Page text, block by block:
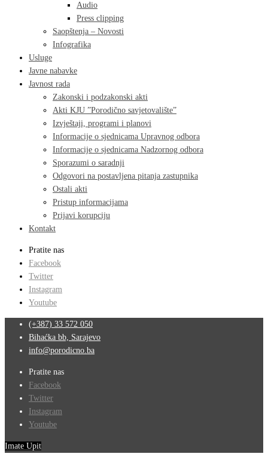
Audio
Press clipping
Saopštenja – Novosti
Infografika
Usluge
Javne nabavke
Javnost rada
Zakonski i podzakonski akti
Akti KJU ”Porodično savjetovalište”
Izvještaji, programi i planovi
Informacije o sjednicama Upravnog odbora
Informacije o sjednicama Nadzornog odbora
Sporazumi o saradnji
Odgovori na postavljena pitanja zastupnika
Ostali akti
Pristup informacijama
Prijavi korupciju
Kontakt
Pratite nas
Facebook
Twitter
Instagram
Youtube
(+387) 33 572 050
Bihaćka bb, Sarajevo
info@porodicno.ba
Pratite nas
Facebook
Twitter
Instagram
Youtube
Imate Upit